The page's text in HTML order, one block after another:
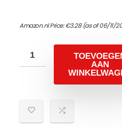
Amazon.nl Price:€3.28(as of 06/11/
AAN